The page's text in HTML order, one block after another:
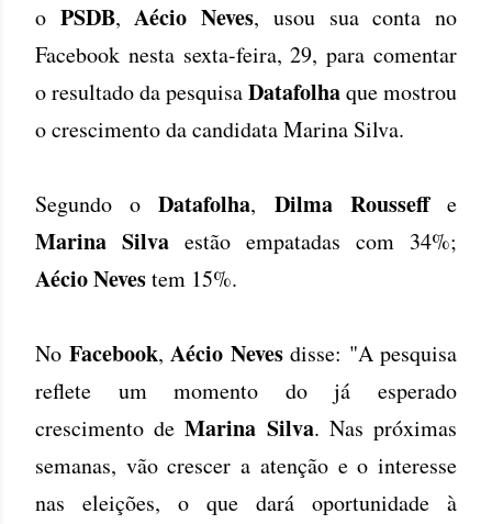
o PSDB,Aécio Neves, usou sua conta no
Facebook nesta sexta-feira, 29, para comentar
o resultado da pesquisaDatafolhaque mostrou
o crescimento da candidata Marina Silva.
Segundo oDatafolha,Dilma Rousseffe
Marina Silva estão empatadas com 34%;
Aécio Nevestem 15%.
No Facebook, Aécio Nevesdisse: "A pesquisa
reflete um momento do já esperado
crescimento deMarina Silva. Nas próximas
semanas, vão crescer a atenção e o interesse
nas eleições, o que dará oportunidade à